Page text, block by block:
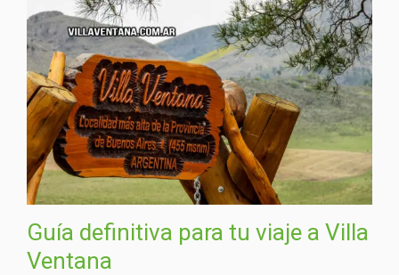
Guía definitiva para tu viaje a Villa
Ventana